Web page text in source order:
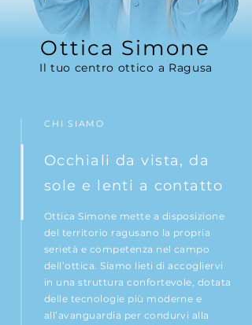
Il tuo centro ottico a Ragusa
Ottica Simone
CHI SIAMO
Occhiali da vista, da
sole e lenti a contatto
Ottica Simone mette a disposizione
del territorio ragusano la propria
serietà e competenza nel campo
dell’ottica. Siamo lieti di accogliervi
in una struttura confortevole, dotata
delle tecnologie più moderne e
all’avanguardia per condurvi alla